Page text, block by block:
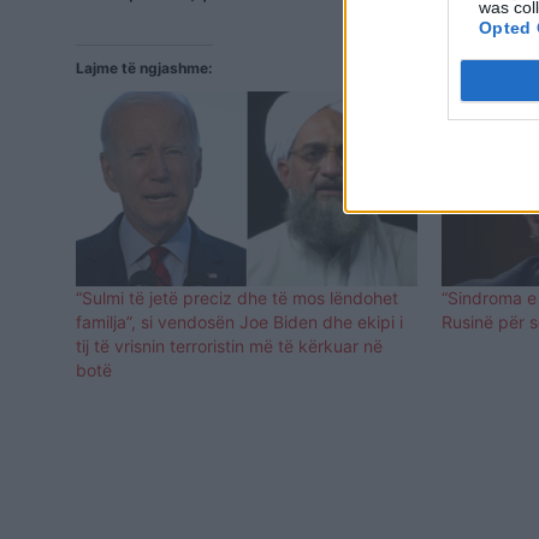
was
Opted
Lajme të ngjashme:
“Sulmi të jetë preciz dhe të mos lëndohet
familja”, si vendosën Joe Biden dhe ekipi i
tij të vrisnin terroristin më të kërkuar në
botë
“Sindroma
Rusinë për